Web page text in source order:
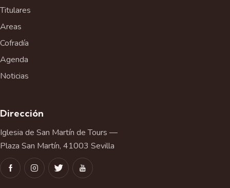
Titulares
Areas
Cofradía
Agenda
Noticias
Dirección
Iglesia de San Martín de Tours —
Plaza San Martín, 41003 Sevilla